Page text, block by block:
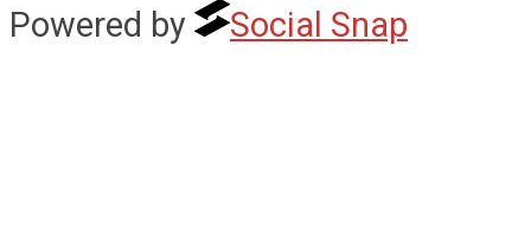
Powered by
Social Snap